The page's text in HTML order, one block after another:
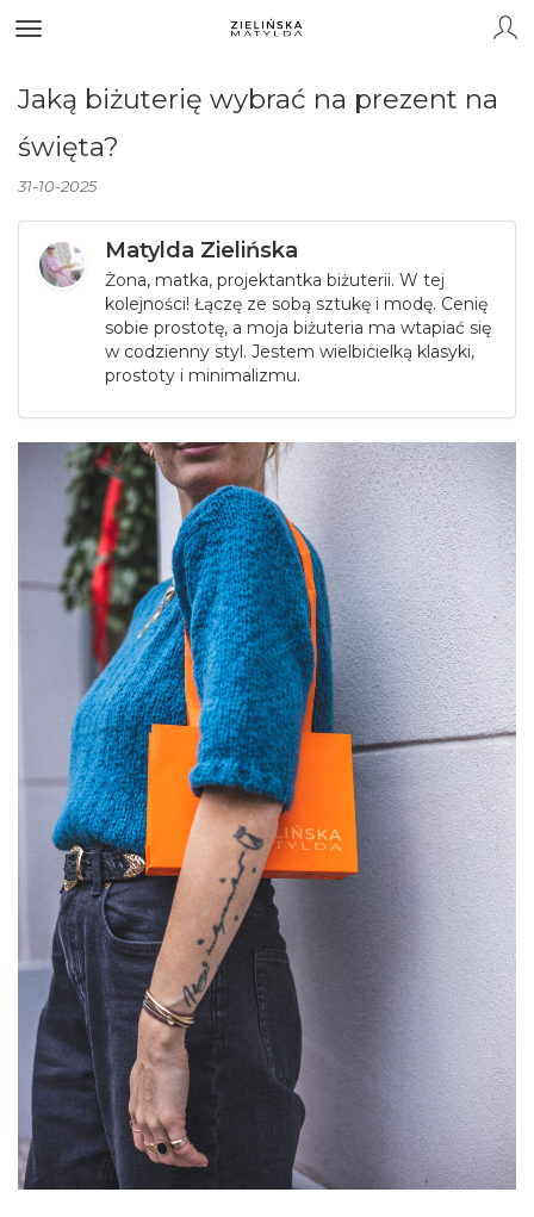
Jaką biżuterię wybrać na prezent na
święta?
31-10-2025
Matylda Zielińska
Żona, matka, projektantka biżuterii. W tej
kolejności! Łączę ze sobą sztukę i modę. Cenię
sobie prostotę, a moja biżuteria ma wtapiać się
w codzienny styl. Jestem wielbicielką klasyki,
prostoty i minimalizmu.